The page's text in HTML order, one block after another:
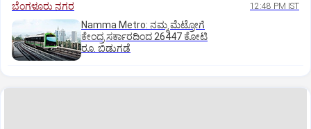
ಬೆಂಗಳೂರು ನಗರ 12:48 PM IST
Namma Metro: ನಮ್ಮ ಮೆಟ್ರೋಗೆ
ಕೇಂದ್ರ ಸರ್ಕಾರದಿಂದ 26447 ಕೋಟಿ
ರೂ. ಬಿಡುಗಡೆ